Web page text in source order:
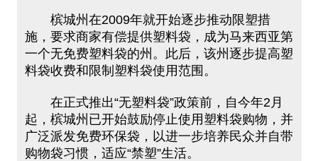
槟城州在2009年就开始逐步推动限塑措
施，要求商家有偿提供塑料袋，成为马来西亚第
一个无免费塑料袋的州。此后，该州逐步提高塑
料袋收费和限制塑料袋使用范围。
在正式推出“无塑料袋”政策前，自今年2月
起，槟城州已开始鼓励停止使用塑料袋购物，并
广泛派发免费环保袋，以进一步培养民众并自带
购物袋习惯，适应“禁塑”生活。